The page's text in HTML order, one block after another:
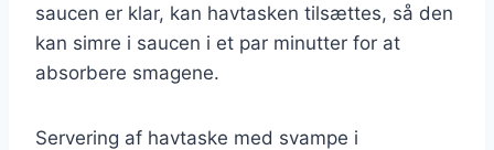
saucen er klar, kan havtasken tilsættes, så den
kan simre i saucen i et par minutter for at
absorbere smagene.
Servering af havtaske med svampe i